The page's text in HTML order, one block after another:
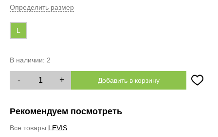
Определить размер
L
В наличии: 2
- + Добавить в корзину
Рекомендуем посмотреть
Все товары LEVIS